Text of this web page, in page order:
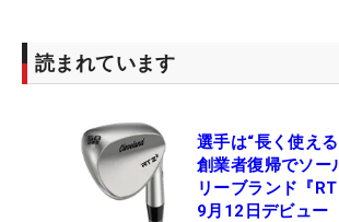
読まれています
選手は“長く使え
創業者復帰でソー
リーブランド『
9月12日デビュー